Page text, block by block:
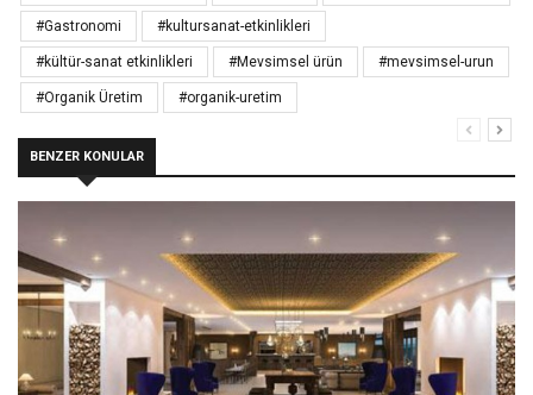
#Gastronomi #kultursanat-etkinlikleri
#kültür-sanat etkinlikleri #Mevsimsel ürün #mevsimsel-urun
#Organik Üretim #organik-uretim
BENZER KONULAR